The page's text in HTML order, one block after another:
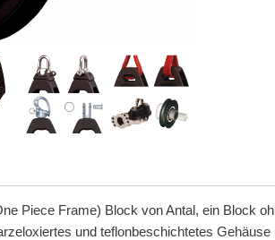
Piece Frame) Block von Antal, ein Block
und teflonbeschichtetes Gehäuse